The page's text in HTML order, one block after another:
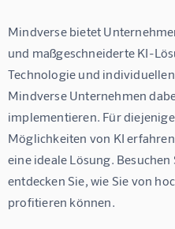
Mindverse bietet
und maßgeschneiderte KI-
Technologie und
Mindverse Unternehmen
implementieren. Für
Möglichkeiten von KI
eine ideale Lösung. Besuchen
entdecken Sie, wie Sie von
profitieren können.